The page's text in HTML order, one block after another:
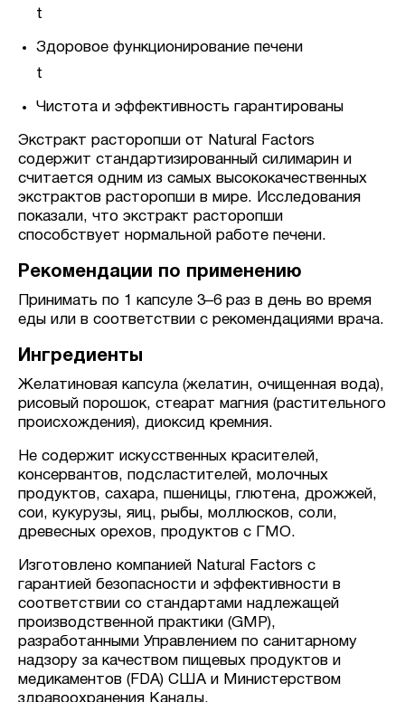
t
Здоровое функционирование печени
t
Чистота и эффективность гарантированы
Экстракт расторопши от Natural Factors
содержит стандартизированный силимарин и
считается одним из самых высококачественных
экстрактов расторопши в мире. Исследования
показали, что экстракт расторопши
способствует нормальной работе печени.
Рекомендации по применению
Принимать по 1 капсуле 3–6 раз в день во время
еды или в соответствии с рекомендациями врача.
Ингредиенты
Желатиновая капсула (желатин, очищенная вода),
рисовый порошок, стеарат магния (растительного
происхождения), диоксид кремния.
Не содержит искусственных красителей,
консервантов, подсластителей, молочных
продуктов, сахара, пшеницы, глютена, дрожжей,
сои, кукурузы, яиц, рыбы, моллюсков, соли,
древесных орехов, продуктов с ГМО.
Изготовлено компанией Natural Factors с
гарантией безопасности и эффективности в
соответствии со стандартами надлежащей
производственной практики (GMP),
разработанными Управлением по санитарному
надзору за качеством пищевых продуктов и
медикаментов (FDA) США и Министерством
здравоохранения Канады.